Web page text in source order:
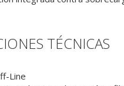
TÉCNICAS
Line